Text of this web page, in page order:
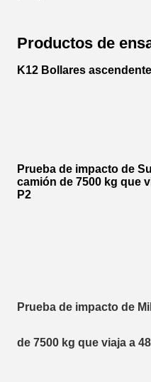
Productos de
K12 Bollares
Prueba de impacto de
camión de 7500 kg que
P2
Prueba de impacto de
de 7500 kg que viaja a